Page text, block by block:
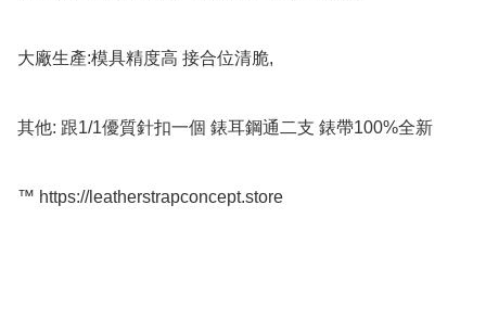
大廠生產:模具精度高 接合位清脆,
其他: 跟1/1優質針扣一個 錶耳鋼通二支 錶帶100%全新
™️ https://leatherstrapconcept.store